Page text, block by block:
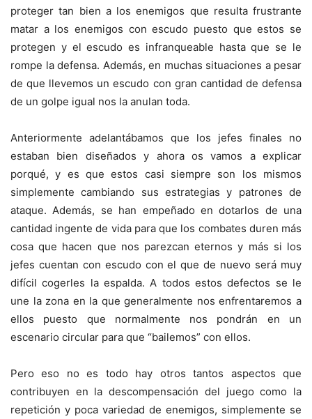
proteger tan bien a los enemigos que resulta frustrante
matar a los enemigos con escudo puesto que estos se
protegen y el escudo es infranqueable hasta que se le
rompe la defensa. Además, en muchas situaciones a pesar
de que llevemos un escudo con gran cantidad de defensa
de un golpe igual nos la anulan toda.
Anteriormente adelantábamos que los jefes finales no
estaban bien diseñados y ahora os vamos a explicar
porqué, y es que estos casi siempre son los mismos
simplemente cambiando sus estrategias y patrones de
ataque. Además, se han empeñado en dotarlos de una
cantidad ingente de vida para que los combates duren más
cosa que hacen que nos parezcan eternos y más si los
jefes cuentan con escudo con el que de nuevo será muy
difícil cogerles la espalda. A todos estos defectos se le
une la zona en la que generalmente nos enfrentaremos a
ellos puesto que normalmente nos pondrán en un
escenario circular para que “bailemos” con ellos.
Pero eso no es todo hay otros tantos aspectos que
contribuyen en la descompensación del juego como la
repetición y poca variedad de enemigos, simplemente se